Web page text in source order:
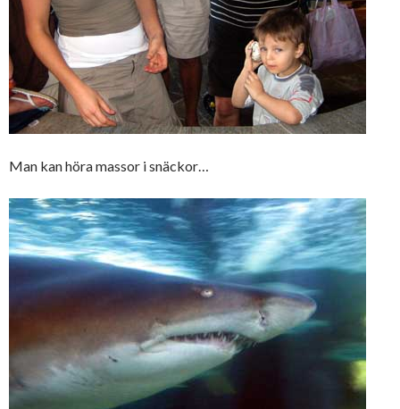
Man kan höra massor i snäckor…